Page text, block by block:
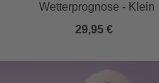
Wetterprognose - Klein
29,95 €